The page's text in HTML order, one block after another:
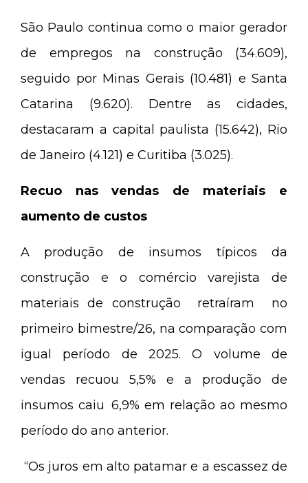
São Paulo continua como o maior gerador
de empregos na construção (34.609),
seguido por Minas Gerais (10.481) e Santa
Catarina (9.620). Dentre as cidades,
destacaram a capital paulista (15.642), Rio
de Janeiro (4.121) e Curitiba (3.025).
Recuo nas vendas de materiais e
aumento de custos
A produção de insumos típicos da
construção e o comércio varejista de
materiais de construção retraíram no
primeiro bimestre/26, na comparação com
igual período de 2025. O volume de
vendas recuou 5,5% e a produção de
insumos caiu 6,9% em relação ao mesmo
período do ano anterior.
“Os juros em alto patamar e a escassez de